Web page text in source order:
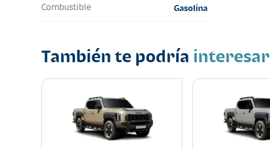
Combustible Gasolina
También te podría interesar